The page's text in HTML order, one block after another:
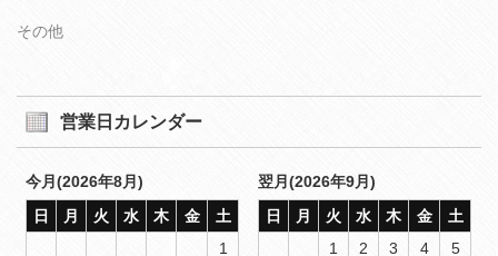
その他
営業日カレンダー
今月(2026年8月)
日
月 火 水 木 金
土
1
翌月(2026年9月)
日
月 火 水 木 金
土
1
2 3 4
5